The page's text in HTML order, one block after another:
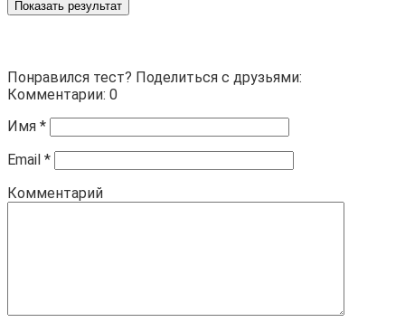
Показать результат
Понравился тест? Поделиться с друзьями:
Комментарии: 0
Имя *
Email *
Комментарий